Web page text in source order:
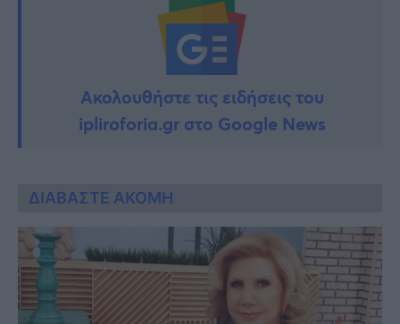
Ακολουθήστε τις ειδήσεις του
ipliroforia.gr στο Google News
ΔΙΑΒΑΣΤΕ ΑΚΟΜΗ